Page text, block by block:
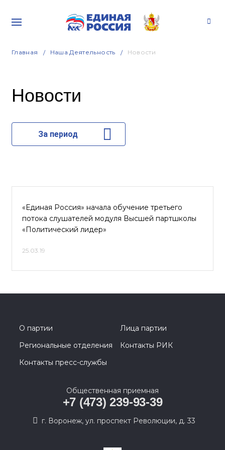
Главная Наша Деятельность Новости
Новости
За период
«Единая Россия» начала обучение третьего
потока слушателей модуля Высшей партшколы
«Политический лидер»
25.03.19
О партии
Лица партии
Региональные отделения
Контакты РИК
Контакты пресс-службы
Общественная приемная
+7 (473) 239-93-39
г. Воронеж, ул. проспект Революции, д. 33